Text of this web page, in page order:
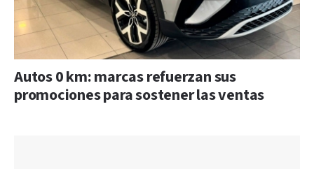
Autos 0 km: marcas refuerzan sus
promociones para sostener las ventas